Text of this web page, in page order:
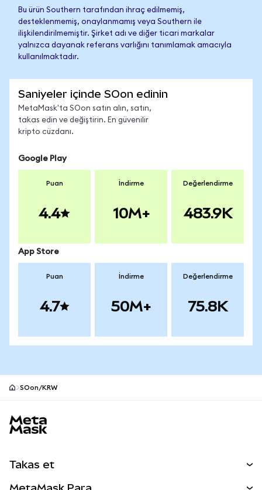
Bu ürün Southern tarafından ihraç edilmemiş,
desteklenmemiş, onaylanmamış veya Southern ile
ilişkilendirilmemiştir. Şirket adı ve diğer ticari markalar
yalnızca dayanak referans varlığını tanımlamak amacıyla
kullanılmaktadır.
Saniyeler içinde SOon edinin
MetaMask'ta SOon satın alın, satın,
takas edin ve değiştirin. En güvenilir
kripto cüzdanı.
Google Play
Puan
4.4
İndirme
10M+
Değerlendirme
483.9K
App Store
Puan
4.7
İndirme
50M+
Değerlendirme
75.8K
SOon/KRW
Takas et